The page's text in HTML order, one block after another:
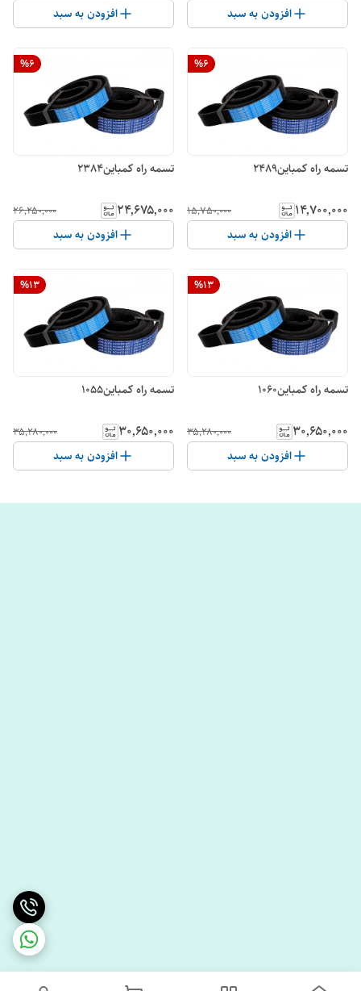
افزودن به سبد افزودن به سبد
%6
تسمه راه کمباین2489
۱۴٬۷۰۰٬۰۰۰ ۱۵٬۷۵۰٬۰۰۰
افزودن به سبد
%6
تسمه راه کمباین2384
۲۴٬۶۷۵٬۰۰۰ ۲۶٬۲۵۰٬۰۰۰
افزودن به سبد
%13
تسمه راه کمباین1060
۳۰٬۶۵۰٬۰۰۰ ۳۵٬۲۸۰٬۰۰۰
افزودن به سبد
%13
تسمه راه کمباین1055
۳۰٬۶۵۰٬۰۰۰ ۳۵٬۲۸۰٬۰۰۰
افزودن به سبد